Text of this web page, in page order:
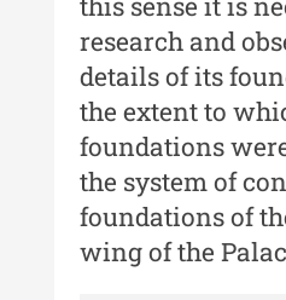
Patrimoniului -
Buletinul
și Conservare-
Patrimoniului -
Indexul Complet
MediCult - Revista
culturală
research and
details of its
the extent to
foundations
the system of
foundations of
wing of the